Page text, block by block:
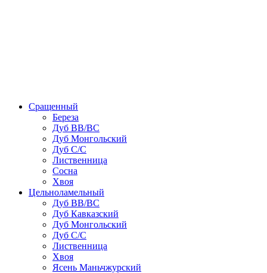
Сращенный
Береза
Дуб ВВ/ВС
Дуб Монгольский
Дуб С/С
Лиственница
Сосна
Хвоя
Цельноламельный
Дуб ВВ/ВС
Дуб Кавказский
Дуб Монгольский
Дуб С/С
Лиственница
Хвоя
Ясень Маньчжурский